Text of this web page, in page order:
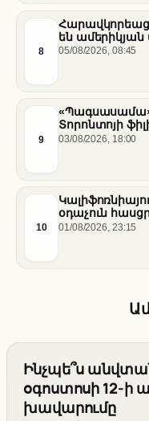
8
են
համար
05/08/2026, 08:45
9
«Պագսասամա»
Տորոնտոյի
03/08/2026, 18:00
10
օդաչուն
01/08/2026, 23:15
Ինչպե՞ս
օգոստոսի 12-ի
խավարումը